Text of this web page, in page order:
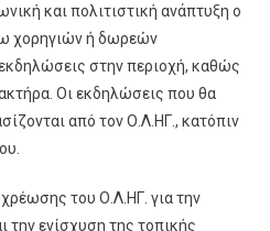
και πολιτιστική ανάπτυξη ο
χορηγιών ή δωρεών
στην περιοχή, καθώς
Οι εκδηλώσεις που θα
από τον Ο.Λ.ΗΓ., κατόπιν
του Ο.Λ.ΗΓ. για την
ενίσχυση της τοπικής